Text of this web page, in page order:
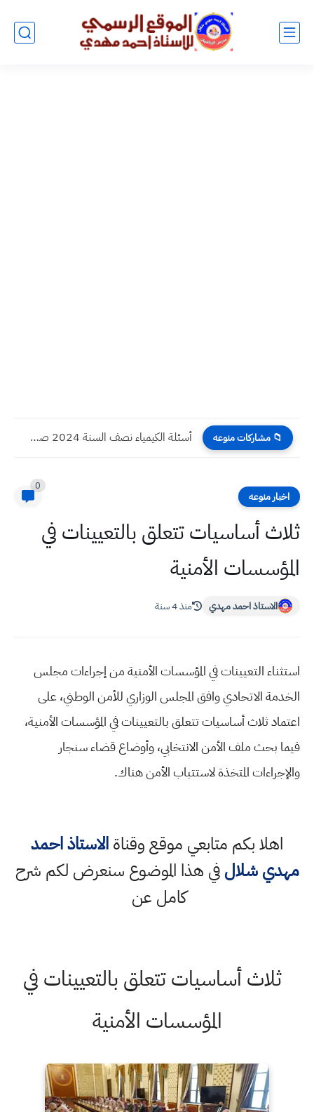
📁 مشاركات منوعه أسئلة الكيمياء نصف السنة 2024 صف الثالث المتوسط
اخبار منوعه
0
ثلاث أساسيات تتعلق بالتعيينات في
المؤسسات الأمنية
الاستاذ احمد مهدي منذ 4 سنة
استثناء التعيينات في المؤسسات الأمنية من إجراءات مجلس
الخدمة الاتحادي وافق المجلس الوزاري للأمن الوطني، على
اعتماد ثلاث أساسيات تتعلق بالتعيينات في المؤسسات الأمنية،
فيما بحث ملف الأمن الانتخابي، وأوضاع قضاء سنجار
والإجراءات المتخذة لاستتباب الأمن هناك.
اهلا بكم متابعي موقع وقناةالاستاذ احمد
مهدي شلالفي هذا الموضوع سنعرض لكم شرح
كامل عن
ثلاث أساسيات تتعلق بالتعيينات في
المؤسسات الأمنية